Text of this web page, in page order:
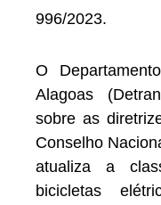
996/2023.
O
Alagoas
sobre as
Conselho
atualiza a
bicicletas